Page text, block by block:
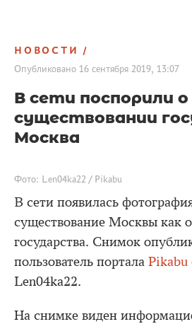
НОВОСТИ
Опубликовано 16 сентября 2019, 13:07
В сети поспорили о
существовании
Москва
Фото: Len04ka22 / Pikabu
В сети появилась
существование Москвы как
государства. Снимок
пользователь портала Pikabu
Len04ka22.
На снимке виден